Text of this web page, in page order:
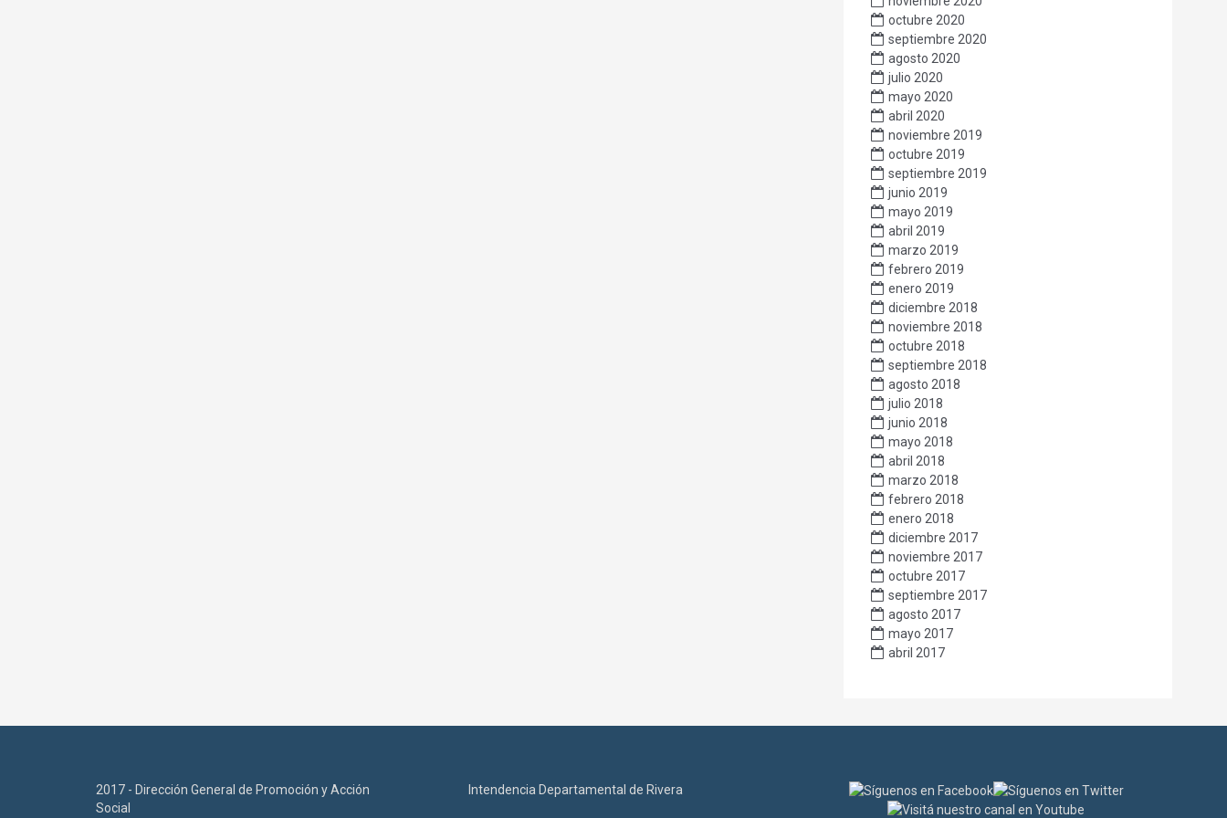
octubre 2020
septiembre 2020
agosto 2020
julio 2020
mayo 2020
abril 2020
noviembre 2019
octubre 2019
septiembre 2019
junio 2019
mayo 2019
abril 2019
marzo 2019
febrero 2019
enero 2019
diciembre 2018
noviembre 2018
octubre 2018
septiembre 2018
agosto 2018
julio 2018
junio 2018
mayo 2018
abril 2018
marzo 2018
febrero 2018
enero 2018
diciembre 2017
noviembre 2017
octubre 2017
septiembre 2017
agosto 2017
mayo 2017
abril 2017
2017 - Dirección General de Promoción y Acción
Social
Intendencia Departamental de Rivera